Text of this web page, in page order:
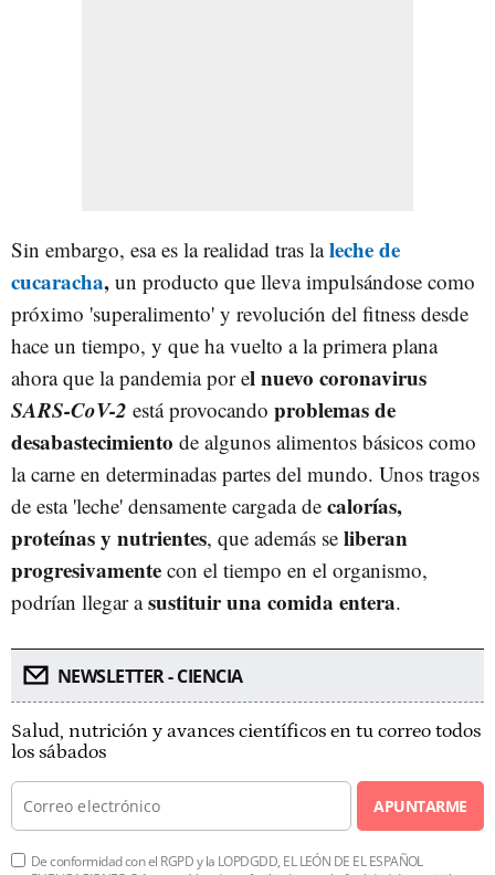
Sin embargo, esa es la realidad tras laleche de
cucaracha, un producto que lleva impulsándose como
próximo 'superalimento' y revolución del fitness desde
hace un tiempo, y que ha vuelto a la primera plana
ahora que la pandemia por el nuevo coronavirus
SARS-CoV-2 está provocando problemas de
desabastecimiento de algunos alimentos básicos como
la carne en determinadas partes del mundo. Unos tragos
de esta 'leche' densamente cargada de calorías,
proteínas y nutrientes, que además se liberan
progresivamente con el tiempo en el organismo,
podrían llegar asustituir una comida entera.
NEWSLETTER - CIENCIA
Salud, nutrición y avances científicos en tu correo todos
los sábados
APUNTARME
De conformidad con el RGPD y la LOPDGDD, EL LEÓN DE EL ESPAÑOL